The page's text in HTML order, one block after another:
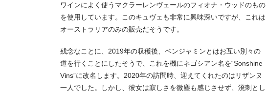
ワインによく使うマクラーレンヴェールのフィオナ・ウッドのもの
を使用しています。このキュヴェも非常に興味深いですが、これは
オーストラリアのみの販売だそうです。
残念なことに、2019年の収穫後、ベンジャミンとはお互い別々の
道を行くことにしたそうで、これを機にネゴシアン名を“Sonshine
Vins”に改名します。2020年の訪問時、迎えてくれたのはリザンヌ
一人でした。しかし、彼女は寂しさを微塵も感じさせず、溌剌とし